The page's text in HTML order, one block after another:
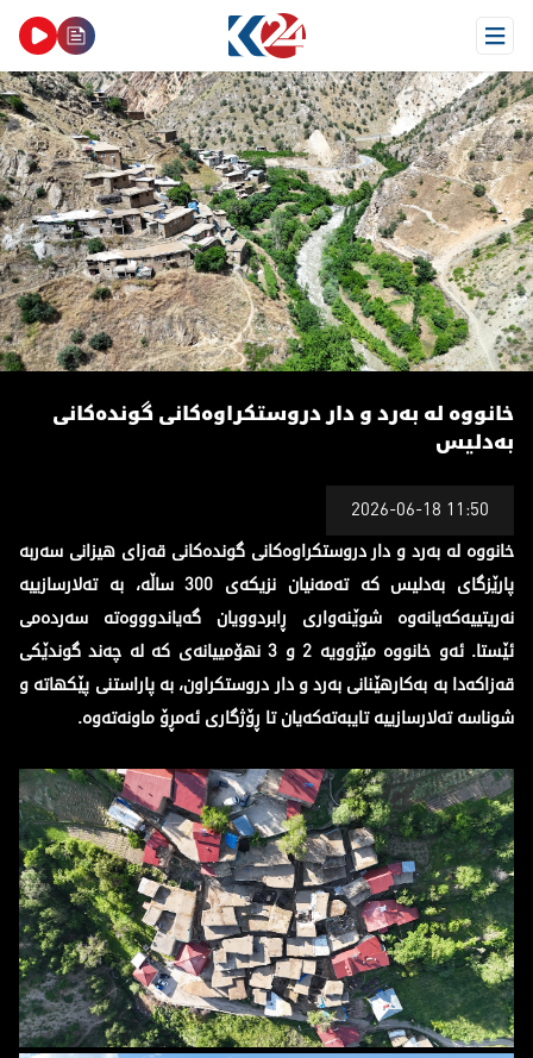
Open Menu
خانووە له‌ بەرد و دار دروستكراوه‌كانی گوندەکانی بەدلیس
خانووە له‌ بەرد و دار دروستكراوه‌كانی گوندەکانی
بەدلیس
2026-06-18 11:50
خانووە له‌ بەرد و دار دروستكراوه‌کانی گوندەکانی قه‌زای هیزانی سەربە
پارێزگای بەدلیس کە تەمەنیان نزیکەی 300 ساڵە، بە تەلارسازییە
نەریتییەکەیانەوە شوێنەواری ڕابردوویان گه‌یاندوووه‌ته‌ سەردەمی
ئێستا. ئەو خانووە مێژوویە 2 و 3 نهۆمییانەی کە لە چەند گوندێکی
قه‌زاكه‌دا بە بەکارهێنانی بەرد و دار دروستکراون، بە پاراستنی پێکهاتە و
شوناسە تەلارسازییە تایبەتەکەیان تا ڕۆژگاری ئەمڕۆ ماونەتەوە.